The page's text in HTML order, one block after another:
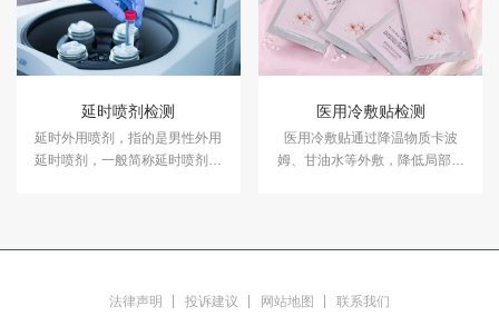
延时喷剂检测
延时外用喷剂，指的是男性外用
延时喷剂，一般简称延时喷剂。
医用冷敷贴检测
医用冷敷贴通过降温物质卡波
姆、甘油水等外敷，降低局部皮
务，检测报告可用于医疗器械注
法律声明
投诉建议 网站地图 联系我们